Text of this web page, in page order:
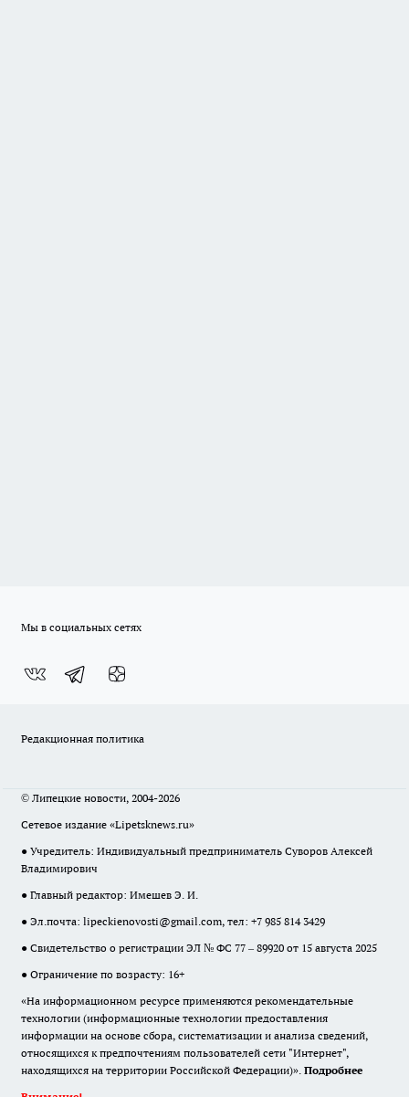
Мы в социальных сетях
Редакционная политика
© Липецкие новости, 2004-2026
Сетевое издание «Lipetsknews.ru»
● Учредитель: Индивидуальный предприниматель Суворов Алексей
Владимирович
● Главный редактор: Имешев Э. И.
● Эл.почта: lipeckienovosti@gmail.com, тел: +7 985 814 3429
● Свидетельство о регистрации ЭЛ № ФС 77 – 89920 от 15 августа 2025
● Ограничение по возрасту: 16+
«На информационном ресурсе применяются рекомендательные
технологии (информационные технологии предоставления
информации на основе сбора, систематизации и анализа сведений,
относящихся к предпочтениям пользователей сети "Интернет",
находящихся на территории Российской Федерации)». Подробнее